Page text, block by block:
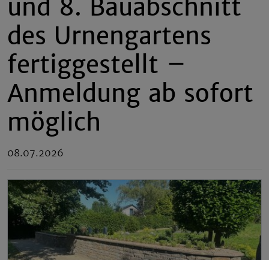
und 8. Bauabschnitt
des Urnengartens
fertiggestellt –
Anmeldung ab sofort
möglich
08.07.2026